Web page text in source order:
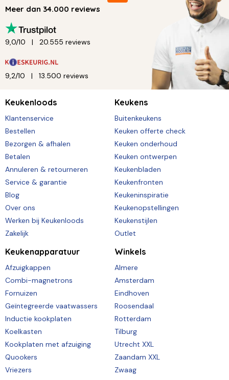
Meer dan 34.000 reviews
9,0/10 20.555 reviews
9,2/10 13.500 reviews
Keukenloods
Klantenservice
Bestellen
Bezorgen & afhalen
Betalen
Annuleren & retourneren
Service & garantie
Blog
Over ons
Werken bij Keukenloods
Zakelijk
Keukens
Buitenkeukens
Keuken offerte check
Keuken onderhoud
Keuken ontwerpen
Keukenbladen
Keukenfronten
Keukeninspiratie
Keukenopstellingen
Keukenstijlen
Outlet
Keukenapparatuur
Afzuigkappen
Combi-magnetrons
Fornuizen
Geïntegreerde vaatwassers
Inductie kookplaten
Koelkasten
Kookplaten met afzuiging
Quookers
Vriezers
Winkels
Almere
Amsterdam
Eindhoven
Roosendaal
Rotterdam
Tilburg
Utrecht XXL
Zaandam XXL
Zwaag